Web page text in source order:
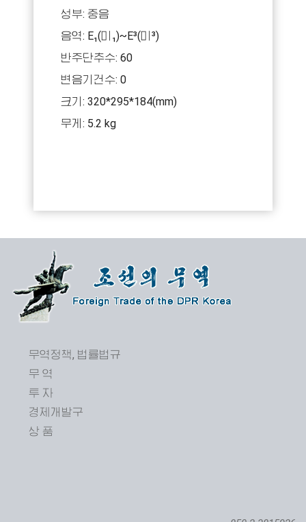
성부: 중음
음역: E₁(미₁)~E³(미³)
반주단추수: 60
변음기건수: 0
크기: 320*295*184(mm)
무게: 5.2 kg
무역정책, 법률법규
무 역
투 자
경제개발구
상 품